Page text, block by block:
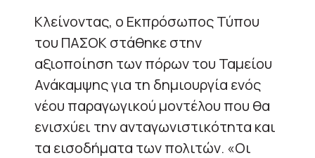
Κλείνοντας, ο Εκπρόσωπος Τύπου
του ΠΑΣΟΚ στάθηκε στην
αξιοποίηση των πόρων του Ταμείου
Ανάκαμψης για τη δημιουργία ενός
νέου παραγωγικού μοντέλου που θα
ενισχύει την ανταγωνιστικότητα και
τα εισοδήματα των πολιτών. «Οι